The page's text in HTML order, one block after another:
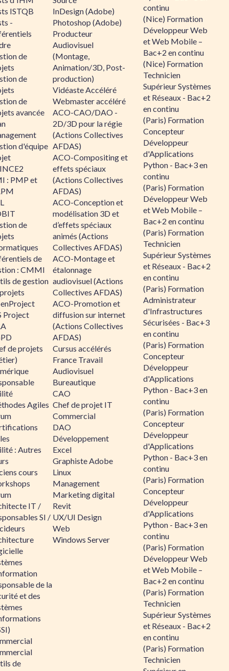
ISTQB
-
de
de
de
avancée
d'équipe
: PMP et
de
de
: CMMI
de gestion
Project
de projets
Agiles
: Autres
cours
IT /
SI /
de la
et des
de
InDesign (Adobe)
Photoshop (Adobe)
Producteur
Audiovisuel
(Montage,
Animation/3D, Post-
production)
Vidéaste Accéléré
Webmaster accéléré
ACO-CAO/DAO -
2D/3D pour la régie
(Actions Collectives
AFDAS)
ACO-Compositing et
effets spéciaux
(Actions Collectives
AFDAS)
ACO-Conception et
modélisation 3D et
d’effets spéciaux
animés (Actions
Collectives AFDAS)
ACO-Montage et
étalonnage
audiovisuel (Actions
Collectives AFDAS)
ACO-Promotion et
diffusion sur internet
(Actions Collectives
AFDAS)
Cursus accélérés
France Travail
Audiovisuel
Bureautique
CAO
Chef de projet IT
Commercial
DAO
Développement
Excel
Graphiste Adobe
Linux
Management
Marketing digital
Revit
UX/UI Design
Web
Windows Server
continu
(Nice) Formation
Développeur Web
et Web Mobile –
Bac+2 en continu
(Nice) Formation
Technicien
Supérieur Systèmes
et Réseaux - Bac+2
en continu
(Paris) Formation
Concepteur
Développeur
d'Applications
Python - Bac+3 en
continu
(Paris) Formation
Développeur Web
et Web Mobile –
Bac+2 en continu
(Paris) Formation
Technicien
Supérieur Systèmes
et Réseaux - Bac+2
en continu
(Paris) Formation
Administrateur
d'Infrastructures
Sécurisées - Bac+3
en continu
(Paris) Formation
Concepteur
Développeur
d'Applications
Python - Bac+3 en
continu
(Paris) Formation
Concepteur
Développeur
d'Applications
Python - Bac+3 en
continu
(Paris) Formation
Concepteur
Développeur
d'Applications
Python - Bac+3 en
continu
(Paris) Formation
Développeur Web
et Web Mobile –
Bac+2 en continu
(Paris) Formation
Technicien
Supérieur Systèmes
et Réseaux - Bac+2
en continu
(Paris) Formation
Technicien